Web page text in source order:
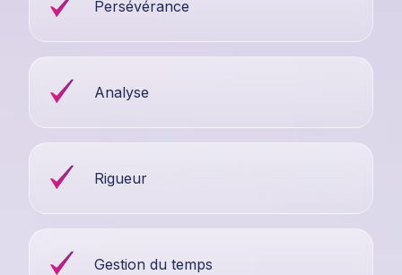
Persévérance
Analyse
Rigueur
Gestion du temps